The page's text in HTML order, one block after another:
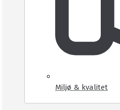
Miljø & kvalitet